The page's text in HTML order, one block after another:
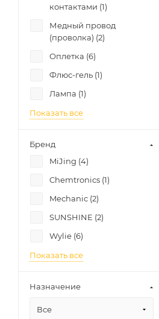
контактами (1)
Медный провод
(проволка) (2)
Оплетка (6)
Флюс-гель (1)
Лампа (1)
Показать все
Бренд
MiJing (4)
Chemtronics (1)
Mechanic (2)
SUNSHINE (2)
Wylie (6)
Показать все
Назначение
Все